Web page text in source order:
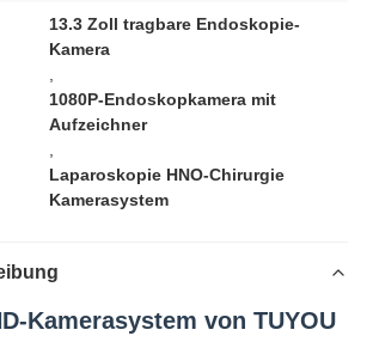
13.3 Zoll tragbare Endoskopie-
Kamera
1080P-Endoskopkamera mit
Aufzeichner
Laparoskopie HNO-Chirurgie
Kamerasystem
Kamerasystem von TUYOU